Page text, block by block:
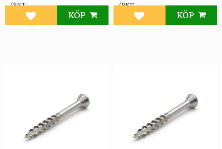
/PKT
Lägg till i favoriter
KÖP
/PKT
Lägg till i favoriter
KÖP